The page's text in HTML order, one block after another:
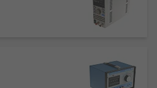
びスイッチン
計があります。